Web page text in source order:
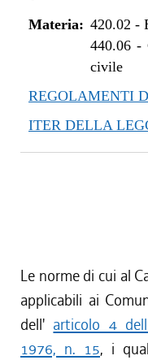
Materia: 420.02 -
440.06-
civile
REGOLAMENTI
ITER DELLA
Le norme di cui al
applicabili ai
dell' articolo 4
1976, n. 15, i